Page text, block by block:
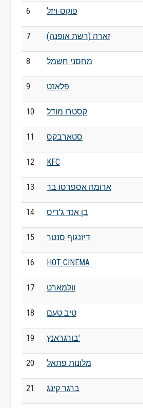
6 פוקס-ויזל
7 זארה (רשת אופנה)
8 מחסני חשמל
9 פלאנט
10 קסטרו מודל
11 סטארבקס
12 KFC
13 ארומה אספרסו בר
14 בן אנד ג'ריס
15 דיזנגוף סנטר
16 HOT CINEMA
17 וולמארט
18 טיב טעם
19 בורגראנץ'
20 מלונות פתאל
21 ברגר קינג